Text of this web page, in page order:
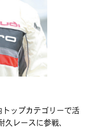
ップカテゴリーで活
レースに参戦、